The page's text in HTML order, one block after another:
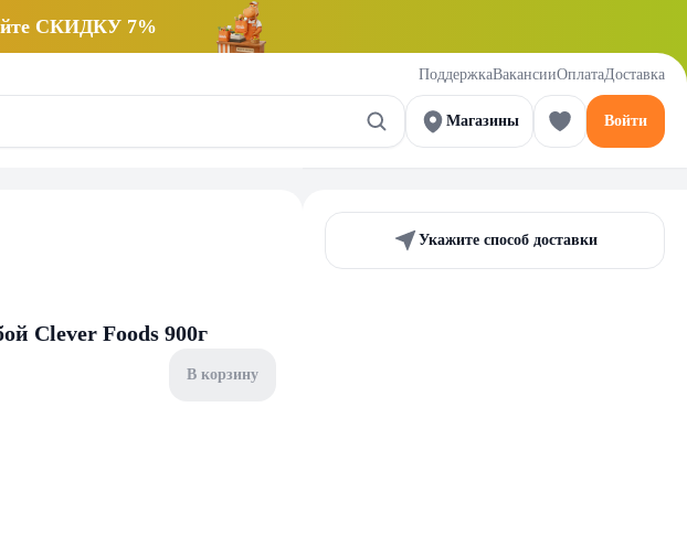
СКИДКУ 7%
ПоддержкаВакансииОплатаДоставка
Магазины Войти
Clever Foods 900г
В корзину
Укажите способ доставки